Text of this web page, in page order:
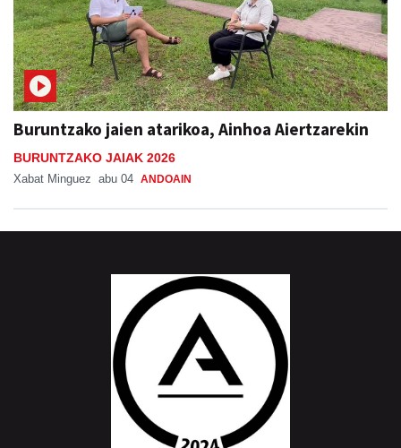
Buruntzako jaien atarikoa, Ainhoa Aiertzarekin
BURUNTZAKO JAIAK 2026
Xabat Minguez abu 04 ANDOAIN